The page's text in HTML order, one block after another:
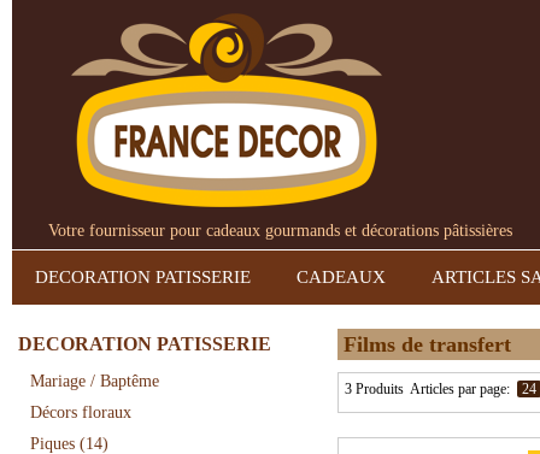
Votre fournisseur pour cadeaux gourmands et décorations pâtissières
DECORATION PATISSERIE CADEAUX ARTICLES
DECORATION PATISSERIE
Mariage / Baptême
Décors floraux
Piques (14)
Films de transfert
3 Produits Articles par page: 24